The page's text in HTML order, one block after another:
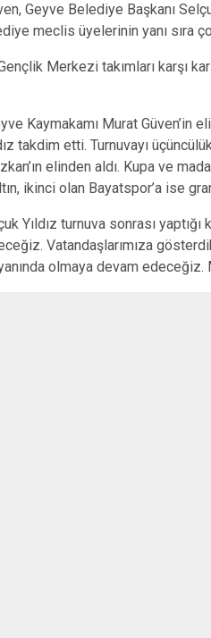
Geyve Belediye Başkanı
meclis üyelerinin yanı sıra
Merkezi takımları karşı
Kaymakamı Murat Güven’in
takdim etti. Turnuvayı
elinden aldı. Kupa ve
ikinci olan Bayatspor’a ise
Yıldız turnuva sonrası
Vatandaşlarımıza
olmaya devam